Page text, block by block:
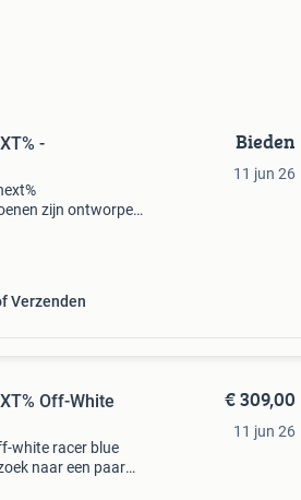
-
zijn ontworpen
Verzenden
Bieden
11 jun 26
Off-White
white racer blue
naar een paar
€ 309,00
11 jun 26